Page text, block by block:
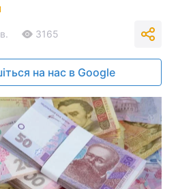
3165
на нас в Google